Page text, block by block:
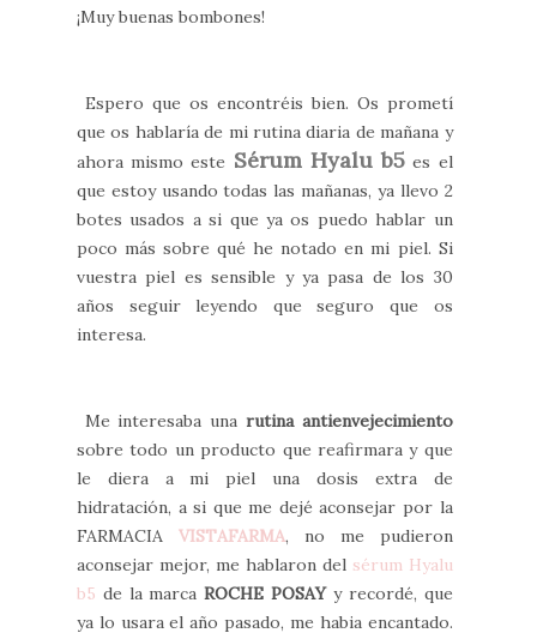
¡Muy buenas bombones!
Espero que os encontréis bien. Os prometí
que os hablaría de mi rutina diaria de mañana y
ahora mismo este Sérum Hyalu b5 es el
que estoy usando todas las mañanas, ya llevo 2
botes usados a si que ya os puedo hablar un
poco más sobre qué he notado en mi piel. Si
vuestra piel es sensible y ya pasa de los 30
años seguir leyendo que seguro que os
interesa.
Me interesaba una rutina antienvejecimiento
sobre todo un producto que reafirmara y que
le diera a mi piel una dosis extra de
hidratación, a si que me dejé aconsejar por la
FARMACIA VISTAFARMA, no me pudieron
aconsejar mejor, me hablaron del sérum Hyalu
b5 de la marcaROCHE POSAYy recordé, que
ya lo usara el año pasado, me habia encantado.